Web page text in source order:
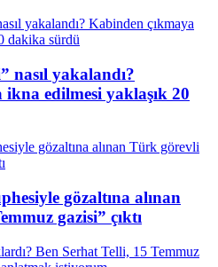
nasıl yakalandı?
edilmesi yaklaşık 20
gözaltına alınan
gazisi” çıktı